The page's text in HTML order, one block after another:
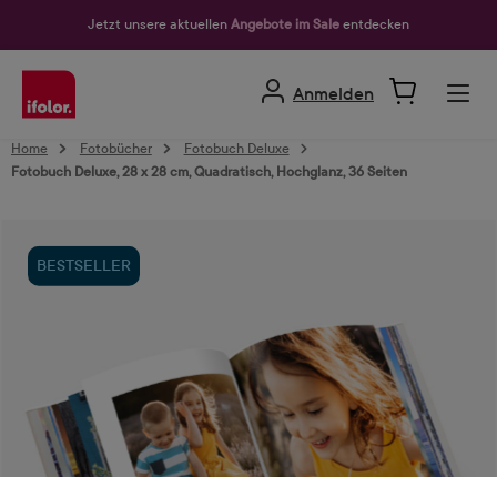
Jetzt unsere aktuellen Angebote im Sale entdecken
Anmelden
Home Fotobücher
Fotobuch Deluxe
Fotobuch Deluxe, 28 x 28 cm, Quadratisch, Hochglanz, 36 Seiten
BESTSELLER